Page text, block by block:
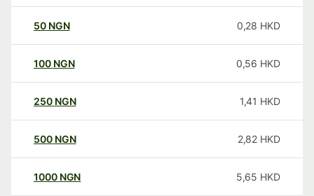
50 NGN 0,28 HKD
100 NGN 0,56 HKD
250 NGN 1,41 HKD
500 NGN 2,82 HKD
1000 NGN 5,65 HKD